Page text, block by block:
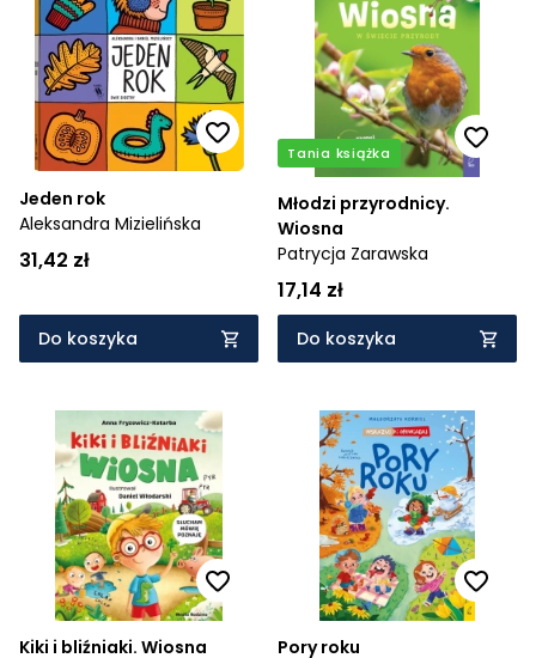
Jeden rok
Aleksandra Mizielińska
31,42 zł
Do koszyka
Tania książka
Młodzi przyrodnicy.
Wiosna
Patrycja Zarawska
17,14 zł
Do koszyka
Kiki i bliźniaki. Wiosna
Pory roku